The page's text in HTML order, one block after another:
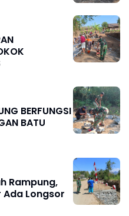
BERFUNGSI
BATU
Rampung,
Ada Longsor